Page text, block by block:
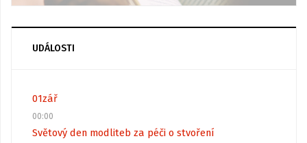
UDÁLOSTI
01zář
00:00
Světový den modliteb za péči o stvoření